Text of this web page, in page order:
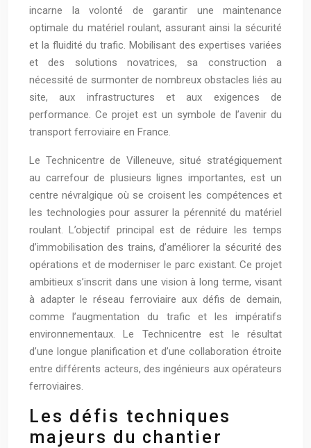
incarne la volonté de garantir une maintenance
optimale du matériel roulant, assurant ainsi la sécurité
et la fluidité du trafic. Mobilisant des expertises variées
et des solutions novatrices, sa construction a
nécessité de surmonter de nombreux obstacles liés au
site, aux infrastructures et aux exigences de
performance. Ce projet est un symbole de l’avenir du
transport ferroviaire en France.
Le Technicentre de Villeneuve, situé stratégiquement
au carrefour de plusieurs lignes importantes, est un
centre névralgique où se croisent les compétences et
les technologies pour assurer la pérennité du matériel
roulant. L’objectif principal est de réduire les temps
d’immobilisation des trains, d’améliorer la sécurité des
opérations et de moderniser le parc existant. Ce projet
ambitieux s’inscrit dans une vision à long terme, visant
à adapter le réseau ferroviaire aux défis de demain,
comme l’augmentation du trafic et les impératifs
environnementaux. Le Technicentre est le résultat
d’une longue planification et d’une collaboration étroite
entre différents acteurs, des ingénieurs aux opérateurs
ferroviaires.
Les défis techniques
majeurs du chantier